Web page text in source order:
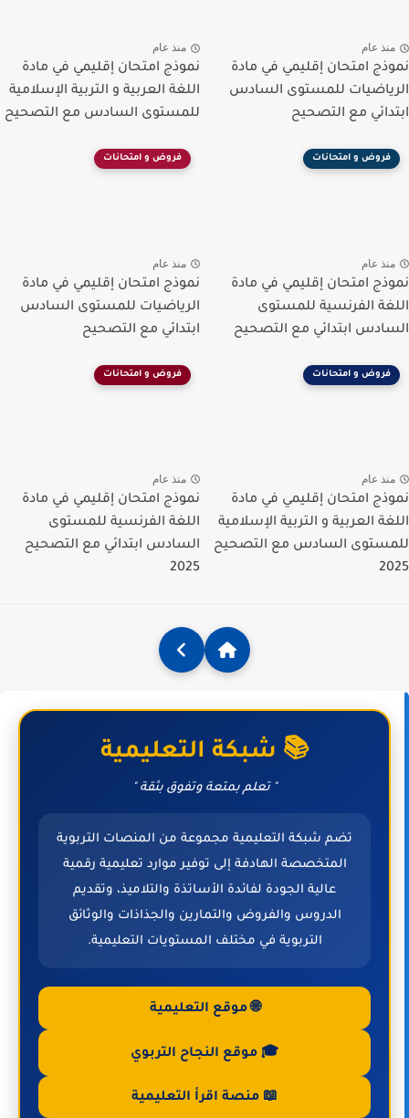
منذ عام
نموذج امتحان إقليمي في مادة
الرياضيات للمستوى السادس
ابتدائي مع التصحيح
منذ عام
نموذج امتحان إقليمي في مادة
اللغة العربية و التربية الإسلامية
للمستوى السادس مع التصحيح
فروض و امتحانات
منذ عام
نموذج امتحان إقليمي في مادة
اللغة الفرنسية للمستوى
السادس ابتدائي مع التصحيح
فروض و امتحانات
منذ عام
نموذج امتحان إقليمي في مادة
الرياضيات للمستوى السادس
ابتدائي مع التصحيح
فروض و امتحانات
منذ عام
نموذج امتحان إقليمي في مادة
اللغة العربية و التربية الإسلامية
للمستوى السادس مع التصحيح
2025
فروض و امتحانات
منذ عام
نموذج امتحان إقليمي في مادة
اللغة الفرنسية للمستوى
السادس ابتدائي مع التصحيح
2025
📚 شبكة التعليمية
" تعلم بمتعة وتفوق بثقة "
تضم شبكة التعليمية مجموعة من المنصات التربوية
المتخصصة الهادفة إلى توفير موارد تعليمية رقمية
عالية الجودة لفائدة الأساتذة والتلاميذ، وتقديم
الدروس والفروض والتمارين والجذاذات والوثائق
التربوية في مختلف المستويات التعليمية.
🌐 موقع التعليمية
🎓 موقع النجاح التربوي
📖 منصة اقرأ التعليمية